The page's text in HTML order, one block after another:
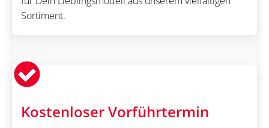
Sortiment.
Kostenloser Vorführtermin